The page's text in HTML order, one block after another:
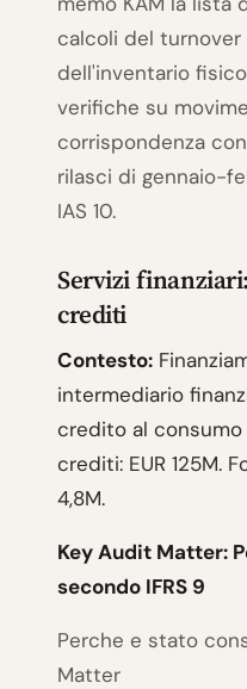
calcoli del turnover
dell'inventario
verifiche su
corrispondenza
rilasci di gennaio-
IAS 10.
Servizi
crediti
Contesto:
intermediario
credito al consumo
crediti: EUR 125M.
4,8M.
Key Audit Matter:
secondo IFRS 9
Perche e stato
Matter